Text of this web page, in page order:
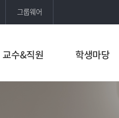
그룹웨어
교수&직원 학생마당